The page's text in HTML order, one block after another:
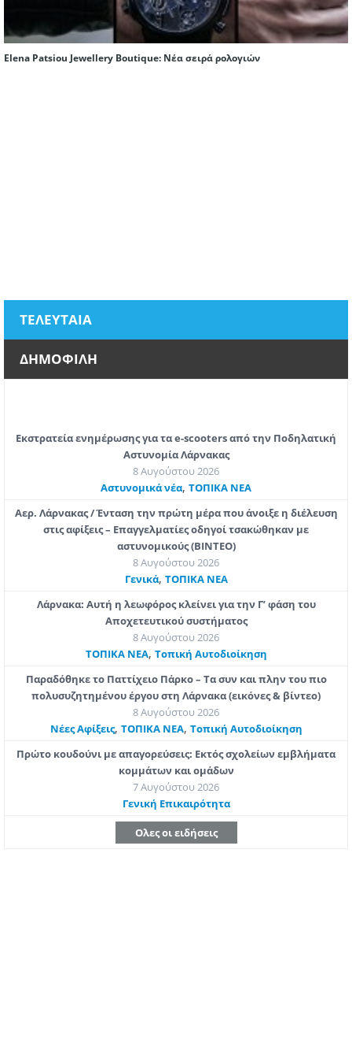
Elena Patsiou Jewellery Boutique: Nέα σειρά ρολογιών
ΤΕΛΕΥΤΑΙΑ
ΔΗΜΟΦΙΛΗ
Εκστρατεία ενημέρωσης για τα e-scooters από την Ποδηλατική
Αστυνομία Λάρνακας
8 Αυγούστου 2026
Aστυνομικά νέα, ΤΟΠΙΚΑ ΝΕΑ
Αερ. Λάρνακας / Ένταση την πρώτη μέρα που άνοιξε η διέλευση
στις αφίξεις – Επαγγελματίες οδηγοί τσακώθηκαν με
αστυνομικούς (ΒΙΝΤΕΟ)
8 Αυγούστου 2026
Γενικά, ΤΟΠΙΚΑ ΝΕΑ
Λάρνακα: Αυτή η λεωφόρος κλείνει για την Γ’ φάση του
Αποχετευτικού συστήματος
8 Αυγούστου 2026
ΤΟΠΙΚΑ ΝΕΑ, Τοπική Αυτοδιοίκηση
Παραδόθηκε το Παττίχειο Πάρκο – Τα συν και πλην του πιο
πολυσυζητημένου έργου στη Λάρνακα (εικόνες & βίντεο)
8 Αυγούστου 2026
Νέες Αφίξεις, ΤΟΠΙΚΑ ΝΕΑ, Τοπική Αυτοδιοίκηση
Πρώτο κουδούνι με απαγορεύσεις: Εκτός σχολείων εμβλήματα
κομμάτων και ομάδων
7 Αυγούστου 2026
Γενική Επικαιρότητα
Ολες οι ειδήσεις